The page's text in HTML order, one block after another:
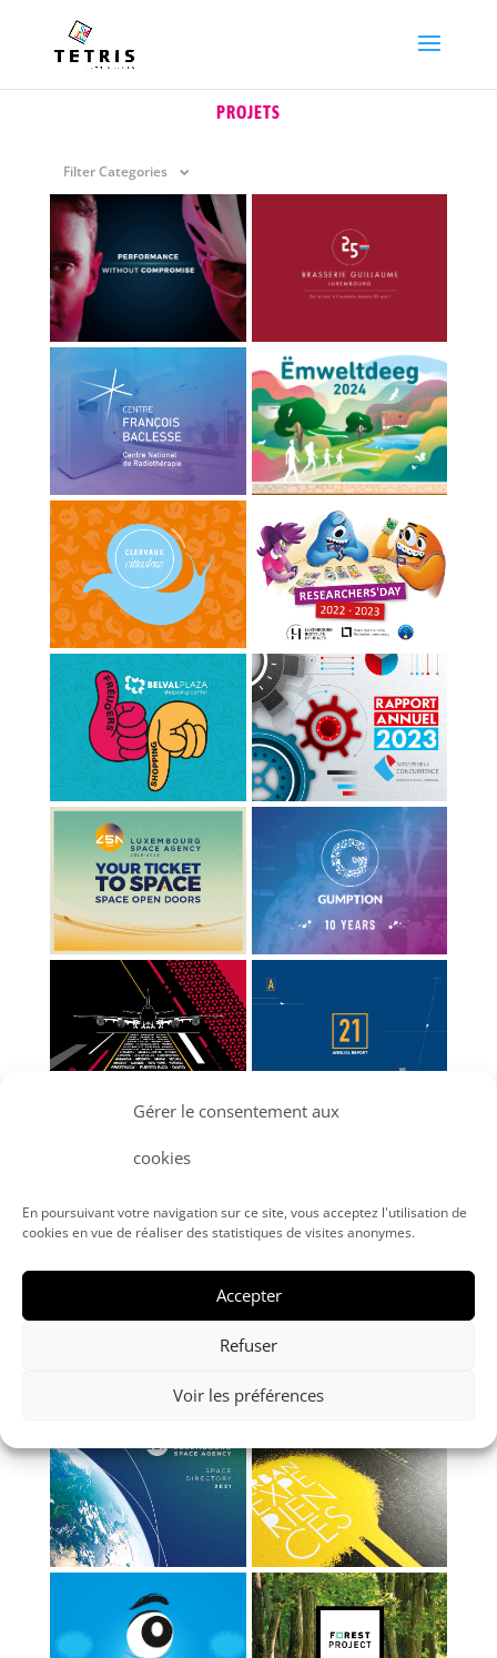
Gérer le consentement aux
cookies
En poursuivant votre navigation sur ce site, vous acceptez l'utilisation de
cookies en vue de réaliser des statistiques de visites anonymes.
Accepter
Refuser
Voir les préférences
PROJETS
Filter Categories
SPONSORING
LUXCONNECT
BRASSERIE GUILLAUME
CENTRE FRANÇOIS
BACLESSE
ËMWELTDEEG 2024
COMMUNE DE CLERVAUX LIH - RESEARCHERS'DAY
PÂQUES - BELVAL PLAZA
RA - AUTORITÉ DE LA
CONCURRENCE
LSA - ANNIVERSARY GUMPTION
GOODIES CARGOLUX CARGOLUX - RA 2021
LSA - SPACE DIRECTORY
D'OR
LIH - LIVRE MAX FOREST PROJECT